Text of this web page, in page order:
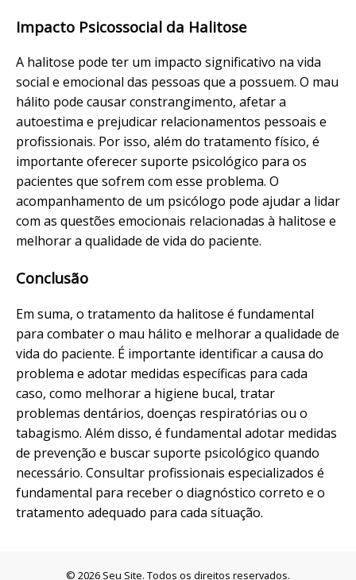
Impacto Psicossocial da Halitose
A halitose pode ter um impacto significativo na vida
social e emocional das pessoas que a possuem. O mau
hálito pode causar constrangimento, afetar a
autoestima e prejudicar relacionamentos pessoais e
profissionais. Por isso, além do tratamento físico, é
importante oferecer suporte psicológico para os
pacientes que sofrem com esse problema. O
acompanhamento de um psicólogo pode ajudar a lidar
com as questões emocionais relacionadas à halitose e
melhorar a qualidade de vida do paciente.
Conclusão
Em suma, o tratamento da halitose é fundamental
para combater o mau hálito e melhorar a qualidade de
vida do paciente. É importante identificar a causa do
problema e adotar medidas específicas para cada
caso, como melhorar a higiene bucal, tratar
problemas dentários, doenças respiratórias ou o
tabagismo. Além disso, é fundamental adotar medidas
de prevenção e buscar suporte psicológico quando
necessário. Consultar profissionais especializados é
fundamental para receber o diagnóstico correto e o
tratamento adequado para cada situação.
© 2026 Seu Site. Todos os direitos reservados.